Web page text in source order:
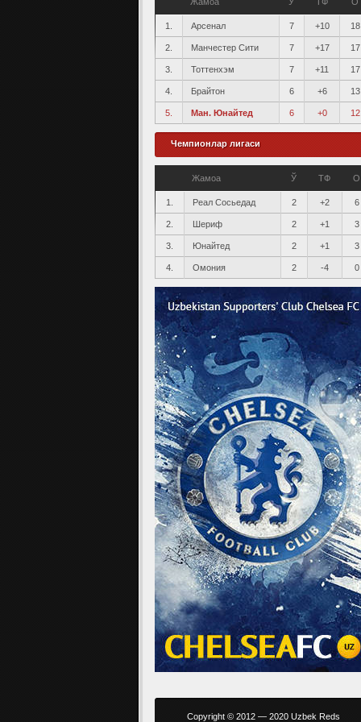
1. Арсенал 7 +10 18
2. Манчестер Сити 7 +17 17
3. Тоттенхэм 7 +11 17
4. Брайтон 6 +6 13
5. Ман. Юнайтед 6 +0 12
Чемпионлар лигаси
Жамоа Ў ТФ О
1. Реал Сосьедад 2 +2 6
2. Шериф 2 +1 3
3. Юнайтед 2 +1 3
4. Омония 2 -4 0
Copyright © 2012 — 2020 Uzbek Reds